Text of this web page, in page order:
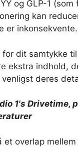
og GLP-1
kan
er
for dit samtykke
ekstra indhold,
venligst deres
1's
et overlap